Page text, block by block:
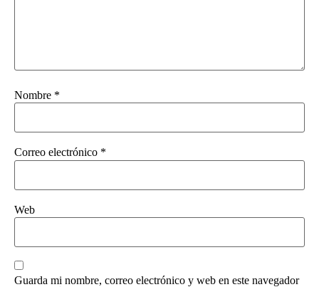
Nombre *
Correo electrónico *
Web
Guarda mi nombre, correo electrónico y web en este navegador